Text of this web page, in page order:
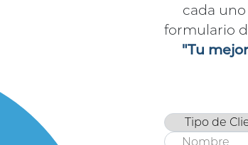
cada
formulario
"Tu